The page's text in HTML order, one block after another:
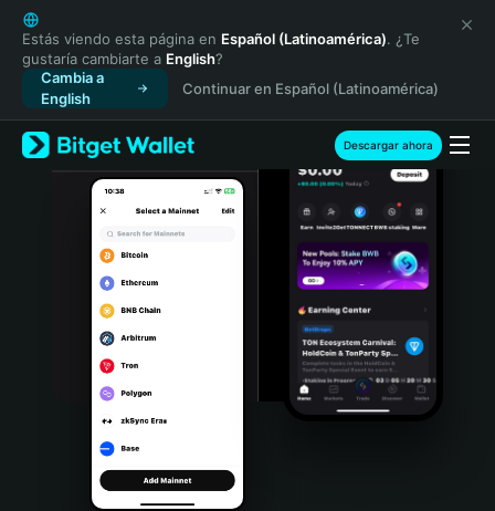
English
日本語
Tiếng Việt
Русский
Español (Latinoamérica)
Türkçe
Italiano
Português (Portugal)
Bahasa Indonesia
Português (Brasil)
Español (Argentina)
Estás viendo esta página en Español (Latinoamérica). ¿Te
gustaría cambiarte a English?
Cambia a
English
Continuar en Español (Latinoamérica)
Descargar ahora